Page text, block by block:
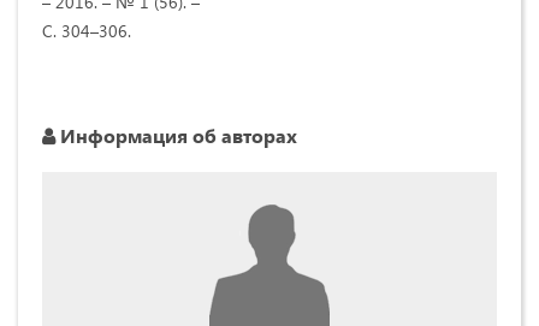
С. 304–306.
Информация об авторах